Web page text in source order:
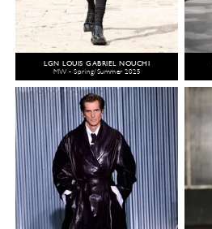
LGN LOUIS GABRIEL NOUCHI
MW - Spring/Summer 2025